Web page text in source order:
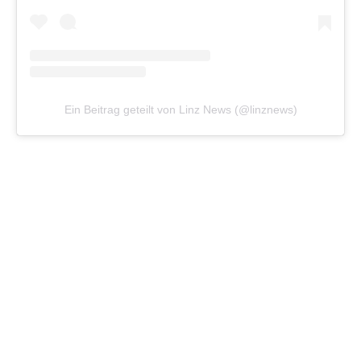
Ein Beitrag geteilt von Linz News (@linznews)